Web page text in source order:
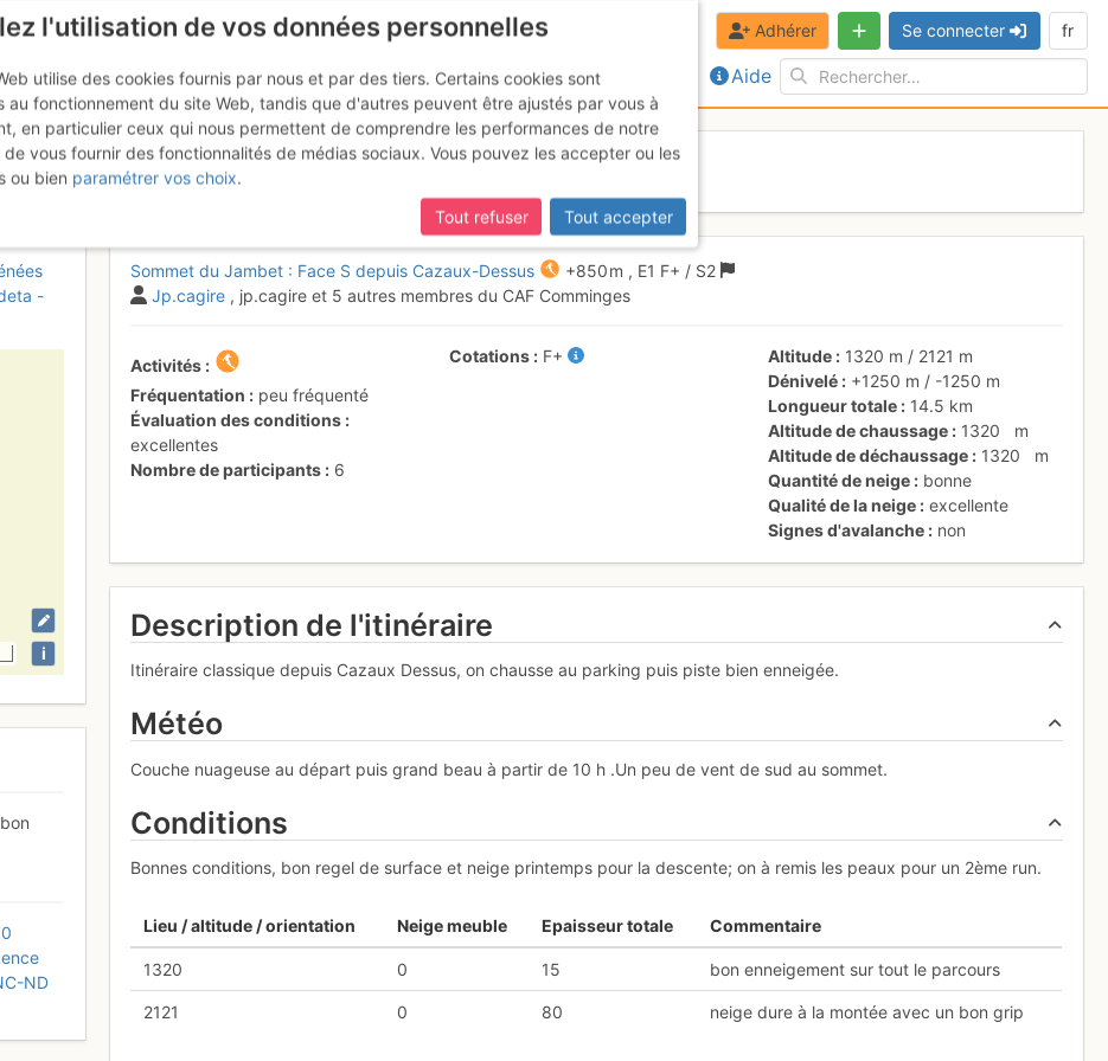
Aide
Adhérer Se connecter fr
Janbet Mercredi 1 février 2017
-
i
bon
ND
Sommet du Jambet : Face S depuis Cazaux-Dessus +850 m , E1 F+ / S2
Jp.cagire , jp.cagire et 5 autres membres du CAF Comminges
Activités
Fréquentation
peu fréquenté
Évaluation des conditions
excellentes
Nombre de participants
6
Cotations F+ Altitude 1320 m / 2121 m
Dénivelé
+1250 m / -1250 m
Longueur totale
14.5 km
Altitude de chaussage
1320
m
Altitude de déchaussage
1320
m
Quantité de neige
bonne
Qualité de la neige
excellente
Signes d'avalanche
non
Description de l'itinéraire
Itinéraire classique depuis Cazaux Dessus, on chausse au parking puis piste bien enneigée.
Météo
Couche nuageuse au départ puis grand beau à partir de 10 h .Un peu de vent de sud au sommet.
Conditions
Bonnes conditions, bon regel de surface et neige printemps pour la descente; on à remis les peaux pour un 2ème run.
Lieu / altitude / orientation Neige meuble Epaisseur totale Commentaire
1320 0 15 bon enneigement sur tout le parcours
2121 0 80 neige dure à la montée avec un bon grip
l'utilisation de vos données personnelles
utilise des cookies fournis par nous et par des tiers. Certains cookies sont
au fonctionnement du site Web, tandis que d'autres peuvent être ajustés par vous à
en particulier ceux qui nous permettent de comprendre les performances de notre
de vous fournir des fonctionnalités de médias sociaux. Vous pouvez les accepter ou les
ou bien paramétrer vos choix.
Tout refuser
Tout accepter